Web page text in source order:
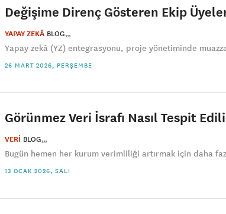
Değişime Direnç Gösteren Ekip
YAPAY ZEKÂ BLOG
Yapay zekâ (YZ) entegrasyonu, proje yönetiminde
26 MART 2026, PERŞEMBE
Görünmez Veri İsrafı Nasıl Tespit
VERİ BLOG
Bugün hemen her kurum verimliliği artırmak için daha
13 OCAK 2026, SALI